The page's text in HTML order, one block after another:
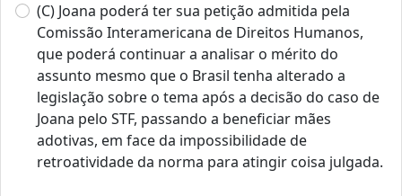
(C) Joana poderá ter sua petição admitida pela
Comissão Interamericana de Direitos Humanos,
que poderá continuar a analisar o mérito do
assunto mesmo que o Brasil tenha alterado a
legislação sobre o tema após a decisão do caso de
Joana pelo STF, passando a beneficiar mães
adotivas, em face da impossibilidade de
retroatividade da norma para atingir coisa julgada.